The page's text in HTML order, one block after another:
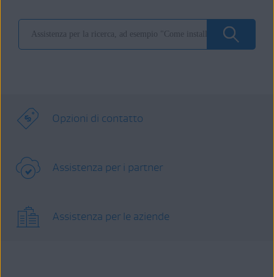
Opzioni di contatto
Assistenza per i partner
Assistenza per le aziende